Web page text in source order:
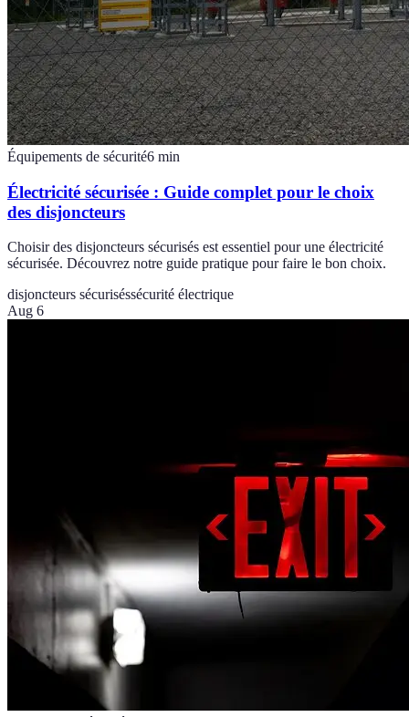
Équipements de sécurité6 min
Électricité sécurisée : Guide complet pour le choix
des disjoncteurs
Choisir des disjoncteurs sécurisés est essentiel pour une électricité
sécurisée. Découvrez notre guide pratique pour faire le bon choix.
disjoncteurs sécuriséssécurité électrique
Aug 6